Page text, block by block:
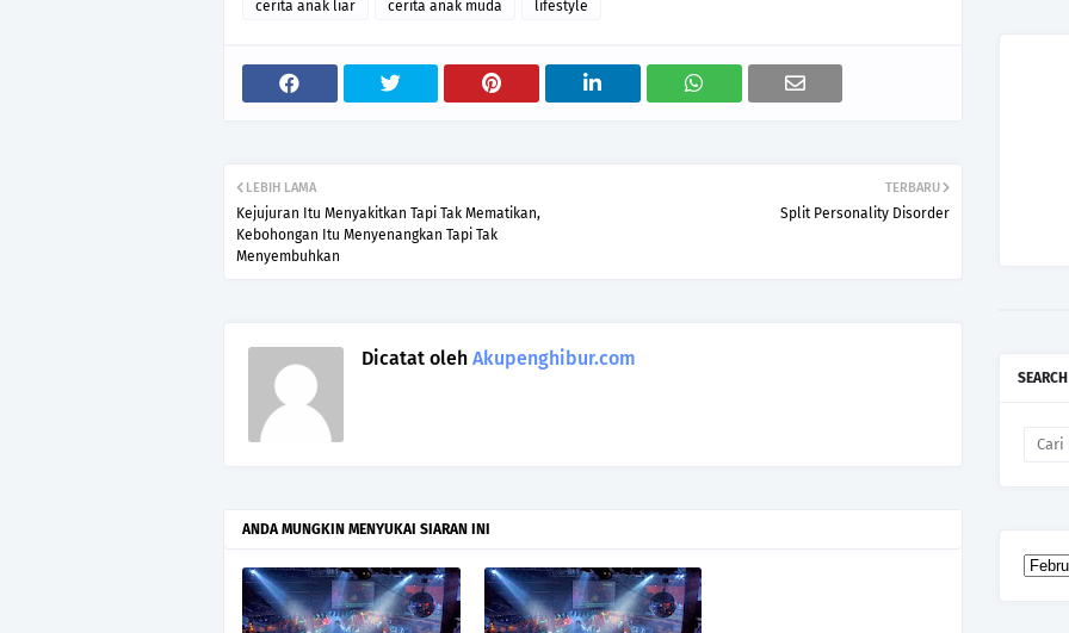
cerita anak liar cerita anak muda lifestyle
TERBARU
Split Personality Disorder
LEBIH LAMA
Kejujuran Itu Menyakitkan Tapi Tak Mematikan,
Kebohongan Itu Menyenangkan Tapi Tak
Menyembuhkan
Dicatat oleh Akupenghibur.com
ANDA MUNGKIN MENYUKAI SIARAN INI